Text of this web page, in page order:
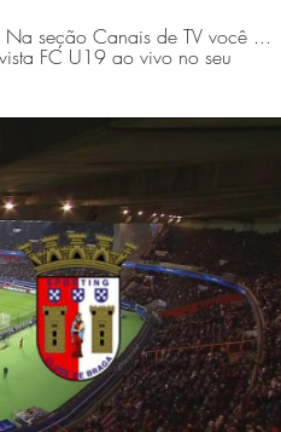
seção Canais de TV você ...
FC U19 ao vivo no seu